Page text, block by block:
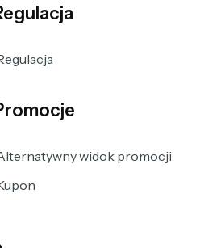
widok promocji